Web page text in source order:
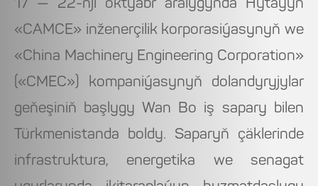
17 — 22-nji oktýabr aralygynda Hytaýyň
«CAMCE» inženerçilik korporasiýasynyň we
«China Machinery Engineering Corporation»
(«CMEC») kompaniýasynyň dolandyryjylar
geňeşiniň başlygy Wan Bo iş sapary bilen
Türkmenistanda boldy. Saparyň çäklerinde
infrastruktura, energetika we senagat